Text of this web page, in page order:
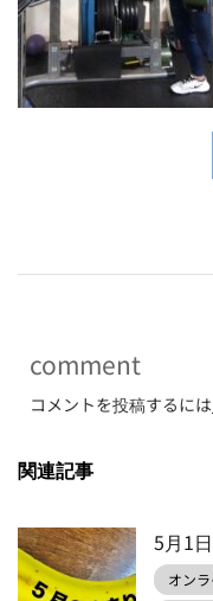
comment
コメントを投稿するには
関連記事
5月1
オン